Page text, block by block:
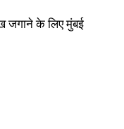
जगाने के लिए मुंबई